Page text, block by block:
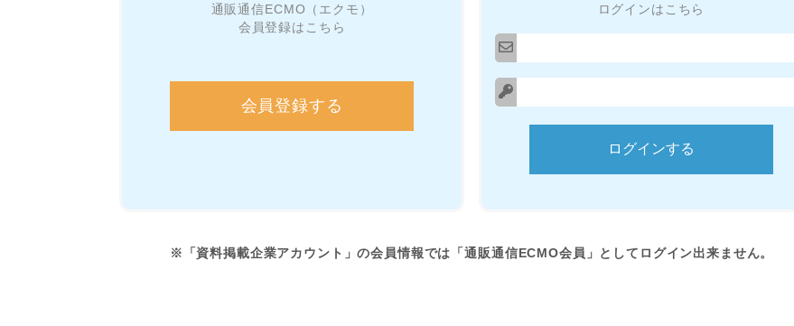
通販通信ECMO（エクモ）
会員登録はこちら
会員登録する
ログインはこちら
※「資料掲載企業アカウント」の会員情報では「通販通信ECMO会員」としてログイン出来ません。